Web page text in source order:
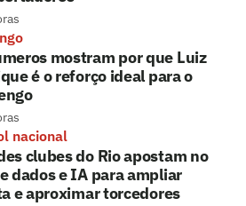
mostram por que Luiz
é o reforço ideal para o
nacional
clubes do Rio apostam no
dados e IA para ampliar
e aproximar torcedores